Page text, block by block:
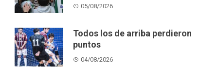
05/08/2026
Todos los de arriba perdieron
puntos
04/08/2026